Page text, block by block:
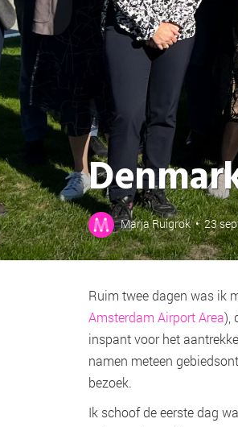
Marja Ruigrok • 23
Ruim twee dagen was ik
Amsterdam Airport Area),
inspant voor het
namen meteen
bezoek.
Ik schoof de eerste dag